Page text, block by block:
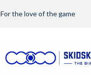
For the love of the game